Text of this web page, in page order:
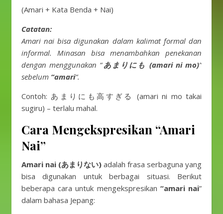
(Amari + Kata Benda + Nai)
Catatan:
Amari nai bisa digunakan dalam kalimat formal dan
informal. Minasan bisa menambahkan penekanan
dengan menggunakan “あまりにも (amari ni mo)”
sebelum “amari“.
Contoh: あまりにも高すぎる (amari ni mo takai
sugiru) – terlalu mahal.
Cara Mengekspresikan “Amari
Nai”
Amari nai (あまりない) adalah frasa serbaguna yang
bisa digunakan untuk berbagai situasi. Berikut
beberapa cara untuk mengekspresikan “amari nai”
dalam bahasa Jepang: